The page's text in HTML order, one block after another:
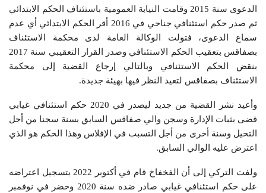
الدعوى سنة 2015 وقامت النيابة العمومية باستئناف الحكم الابتدائي
ثم صدر حكم استئنافي جناحي في 2016 أقر الحكم الابتدائي أي عدم
سماع الدعوى، فتولت الوكالة العامة لدى محكمة الاستئناف
بصفاقس بتعقيب الحكم الاستئنافي وصدر القرار التعقيبي سنة 2017
بنقض الحكم الاستئنافي وبالتالي إرجاع القضية إلى محكمة
الاستئناف بصفاقس لتعيد النظر فيها بهيئة جديدة.
وأعيد نشر القضية من جديد ليصدر في 2020 حكم استئنافي غيابي
قضى بثبات الإدارة وسجن والي صفاقس السابق بسنة سجنا من أجل
التحيل وسنة أخرى من أجل التسبب في الإفلاس وهذا الحكم هو الذي
اعترض عليه الوالي السابق.
ولفت التركي إلى أن الفخفاخ قام في أكتوبر 2022 بتسجيل اعتراضه
على حكم استئنافي غيابي صادر ضده سنة 2020 وحضر في نوفمبر